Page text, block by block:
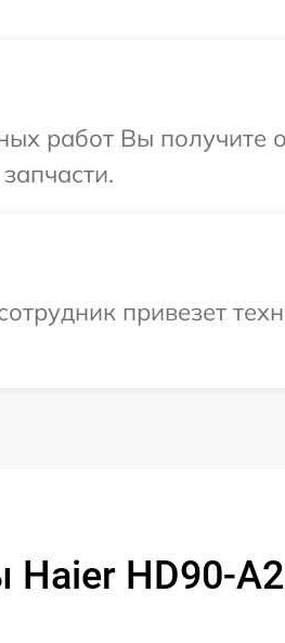
работ Вы
привезет
HD90-